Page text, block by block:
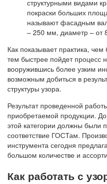
структурными видами
покраски больших
называют фасадным
– 250 мм, диаметр – от
Как показывает практика,
тем быстрее пойдет процесс
вооружившись более узким
возможным добиться в
структуры узора.
Результат проведенной
приобретаемой продукции.
этой категории должны были
соответствие ГОСТам.
инструмента сегодня
большом количестве и
Как работать с